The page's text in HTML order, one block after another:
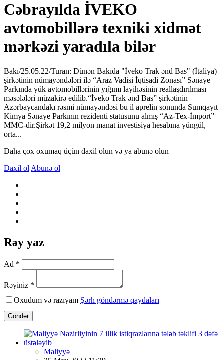
Cəbrayılda İVEKO
avtomobillərə texniki xidmət
mərkəzi yaradıla bilər
Bakı/25.05.22/Turan: Dünən Bakıda "İveko Trak ənd Bas" (İtaliya)
şirkətinin nümayəndələri ilə “Araz Vadisi İqtisadi Zonası” Sənaye
Parkında yük avtomobillərinin yığımı layihəsinin reallaşdırılması
məsələləri müzakirə edilib.“İveko Trak ənd Bas” şirkətinin
Azərbaycandakı rəsmi nümayəndəsi bu il aprelin sonunda Sumqayıt
Kimya Sənaye Parkının rezidenti statusunu almış “Az-Tex-İmport”
MMC-dir.Şirkət 19,2 milyon manat investisiya hesabına yüngül,
orta...
Daha çox oxumaq üçün daxil olun və ya abunə olun
Daxil ol Abunə ol
Rəy yaz
Ad *
Rəyiniz *
Oxudum və razıyam Şərh göndərmə qaydaları
Göndər
Maliyyə